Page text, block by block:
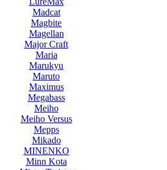
Madcat
Magbite
Magellan
Major Craft
Maria
Marukyu
Maruto
Maximus
Megabass
Meiho
Meiho Versus
Mepps
Mikado
MINENKO
Minn Kota